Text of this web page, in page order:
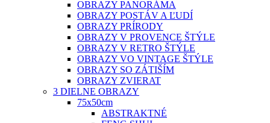
OBRAZY PANORÁMA
OBRAZY POSTÁV A ĽUDÍ
OBRAZY PRÍRODY
OBRAZY V PROVENCE ŠTÝLE
OBRAZY V RETRO ŠTÝLE
OBRAZY VO VINTAGE ŠTÝLE
OBRAZY SO ZÁTIŠÍM
OBRAZY ZVIERAT
3 DIELNE OBRAZY
75x50cm
ABSTRAKTNÉ